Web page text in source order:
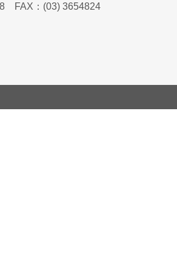
FAX ： (03) 3654824